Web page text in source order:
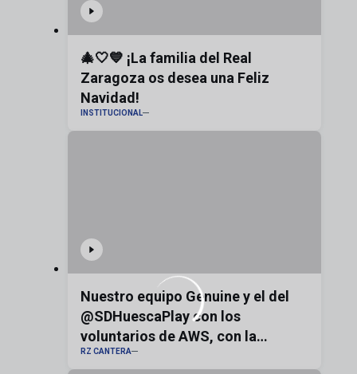
🎄🤍💙 ¡La familia del Real
Zaragoza os desea una Feliz
Navidad!
INSTITUCIONAL
Nuestro equipo Genuine y el del
@SDHuescaPlay con los
voluntarios de AWS, con la
bandera de Aragón
RZ CANTERA